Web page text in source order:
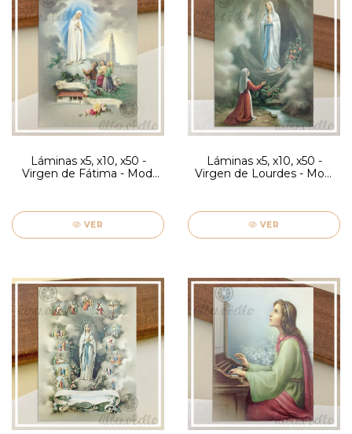
Láminas x5, x10, x50 -
Virgen de Fátima - Mod.
VER
Láminas x5, x10, x50 -
Virgen de Lourdes - Mod.
VER